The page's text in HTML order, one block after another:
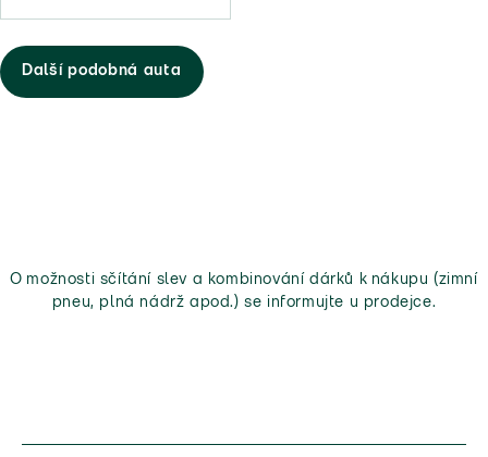
Další podobná auta
O možnosti sčítání slev a kombinování dárků k nákupu (zimní
pneu, plná nádrž apod.) se informujte u prodejce.